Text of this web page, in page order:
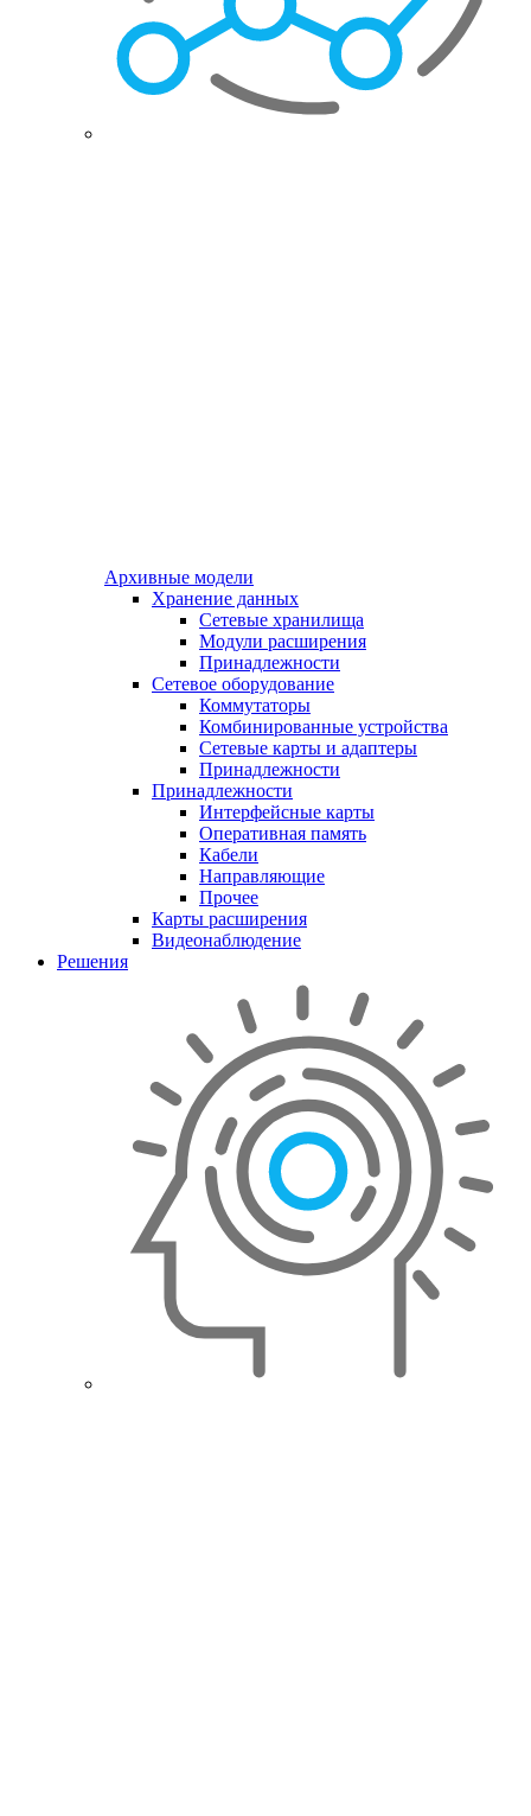
Архивные модели
Хранение данных
Сетевые хранилища
Модули расширения
Принадлежности
Сетевое оборудование
Коммутаторы
Комбинированные устройства
Сетевые карты и адаптеры
Принадлежности
Принадлежности
Интерфейсные карты
Оперативная память
Кабели
Направляющие
Прочее
Карты расширения
Видеонаблюдение
Решения